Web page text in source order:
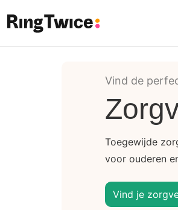
Vind de
Toegewijde
voor ouderen
Vind je